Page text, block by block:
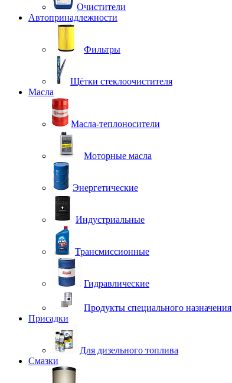
Очистители
Автопринадлежности
Фильтры
Щётки стеклоочистителя
Масла
Масла-теплоносители
Моторные масла
Энергетические
Индустриальные
Трансмиссионные
Гидравлические
Продукты специального назначения
Присадки
Для дизельного топлива
Смазки